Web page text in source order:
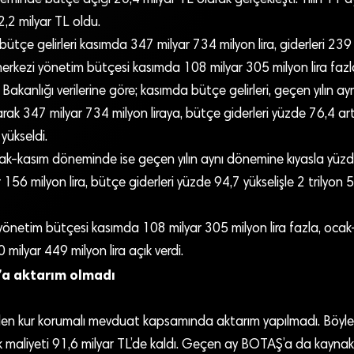
milyar TL oldu.
gelirleri kasımda 347 milyar 734 milyon lira, giderleri
yönetim bütçesi kasımda 108 milyar 305 milyon lira
verilerine göre; kasımda bütçe gelirleri, geçen yılın
347 milyar 734 milyon liraya, bütçe giderleri yüzde 76,4
kasım döneminde ise geçen yılın aynı dönemine kıyasla
milyon lira, bütçe giderleri yüzde 94,7 yükselişle 2 trilyon
bütçesi kasımda 108 milyar 305 milyon lira fazla,
449 milyon lira açık verdi.
aktarım olmadı
kur korumalı mevduat kapsamında aktarım yapılmadı.
maliyeti 91,6 milyar TL’de kaldı. Geçen ay BOTAŞ’a da kaynak